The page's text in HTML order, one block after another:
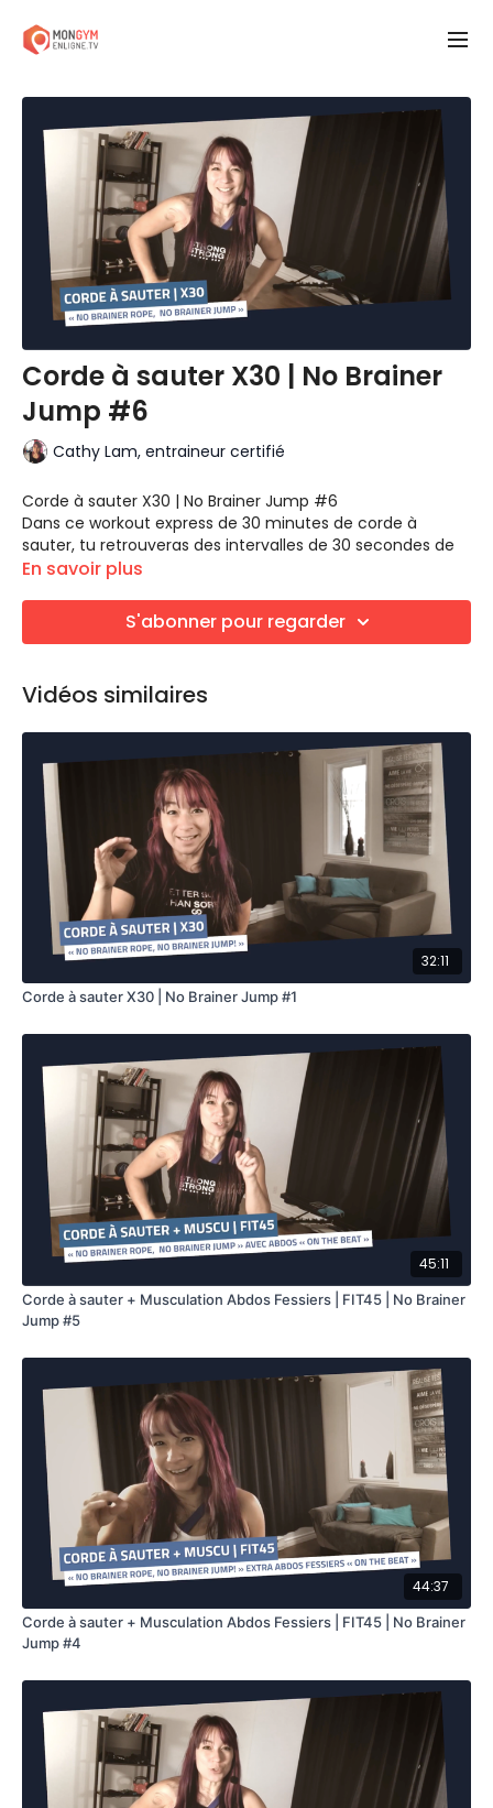
Corde à sauter X30 | No Brainer
Jump #6
Cathy Lam, entraineur certifié
Corde à sauter X30 | No Brainer Jump #6
Dans ce workout express de 30 minutes de corde à
sauter, tu retrouveras des intervalles de 30 secondes de
corde à sauter, suivi de 30 secondes de musculation
des haltères pour plus d'intensité
Haltères (optionnel)
Just Strong- Utilise le
code promoCATLAM10
pour obtenir 10% de rabais sur ta
commande. 🙌
https://bit.ly/JustStrongCat
En savoir plus
S'abonner pour regarder
Vidéos similaires
32:11
Corde à sauter X30 | No Brainer Jump #1
45:11
Corde à sauter + Musculation Abdos Fessiers | FIT45 | No Brainer
Jump #5
44:37
Corde à sauter + Musculation Abdos Fessiers | FIT45 | No Brainer
Jump #4